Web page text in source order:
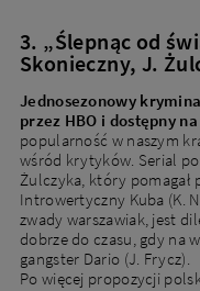
3. „Ślepnąc od
Skonieczny, J.
Jednosezonowy
przez HBO i dostępny
popularność w naszym
wśród krytyków. Serial
Żulczyka, który pomagał
Introwertyczny Kuba (K.
zwady warszawiak, jest
dobrze do czasu, gdy na
gangster Dario (J. Frycz).
Po więcej propozycji